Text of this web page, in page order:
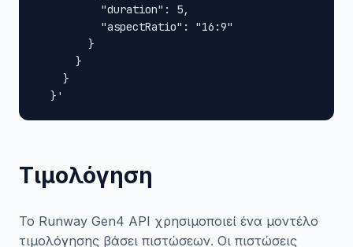
          "duration": 5,
          "aspectRatio": "16:9"
        }
      }
    }
  }'
Τιμολόγηση
Το Runway Gen4 API χρησιμοποιεί ένα μοντέλο
τιμολόγησης βάσει πιστώσεων. Οι πιστώσεις